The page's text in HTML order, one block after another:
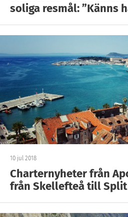
soliga resmål: ”Känns
10 jul 2018
Charternyheter från
från Skellefteå till